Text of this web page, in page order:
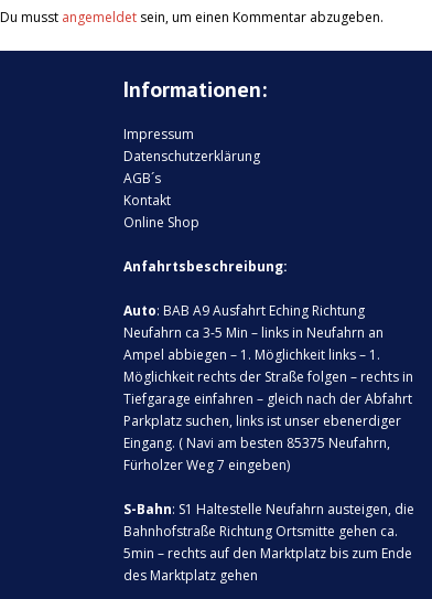
Du musst angemeldet sein, um einen Kommentar abzugeben.
Informationen:
Impressum
Datenschutzerklärung
AGB´s
Kontakt
Online Shop
Anfahrtsbeschreibung:
Auto: BAB A9 Ausfahrt Eching Richtung
Neufahrn ca 3-5 Min – links in Neufahrn an
Ampel abbiegen – 1. Möglichkeit links – 1.
Möglichkeit rechts der Straße folgen – rechts in
Tiefgarage einfahren – gleich nach der Abfahrt
Parkplatz suchen, links ist unser ebenerdiger
Eingang. ( Navi am besten 85375 Neufahrn,
Fürholzer Weg 7 eingeben)
S-Bahn: S1 Haltestelle Neufahrn austeigen, die
Bahnhofstraße Richtung Ortsmitte gehen ca.
5min – rechts auf den Marktplatz bis zum Ende
des Marktplatz gehen